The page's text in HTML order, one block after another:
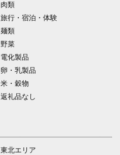
肉類
旅行・宿泊・体験
麺類
野菜
電化製品
卵・乳製品
米・穀物
返礼品なし
東北エリア